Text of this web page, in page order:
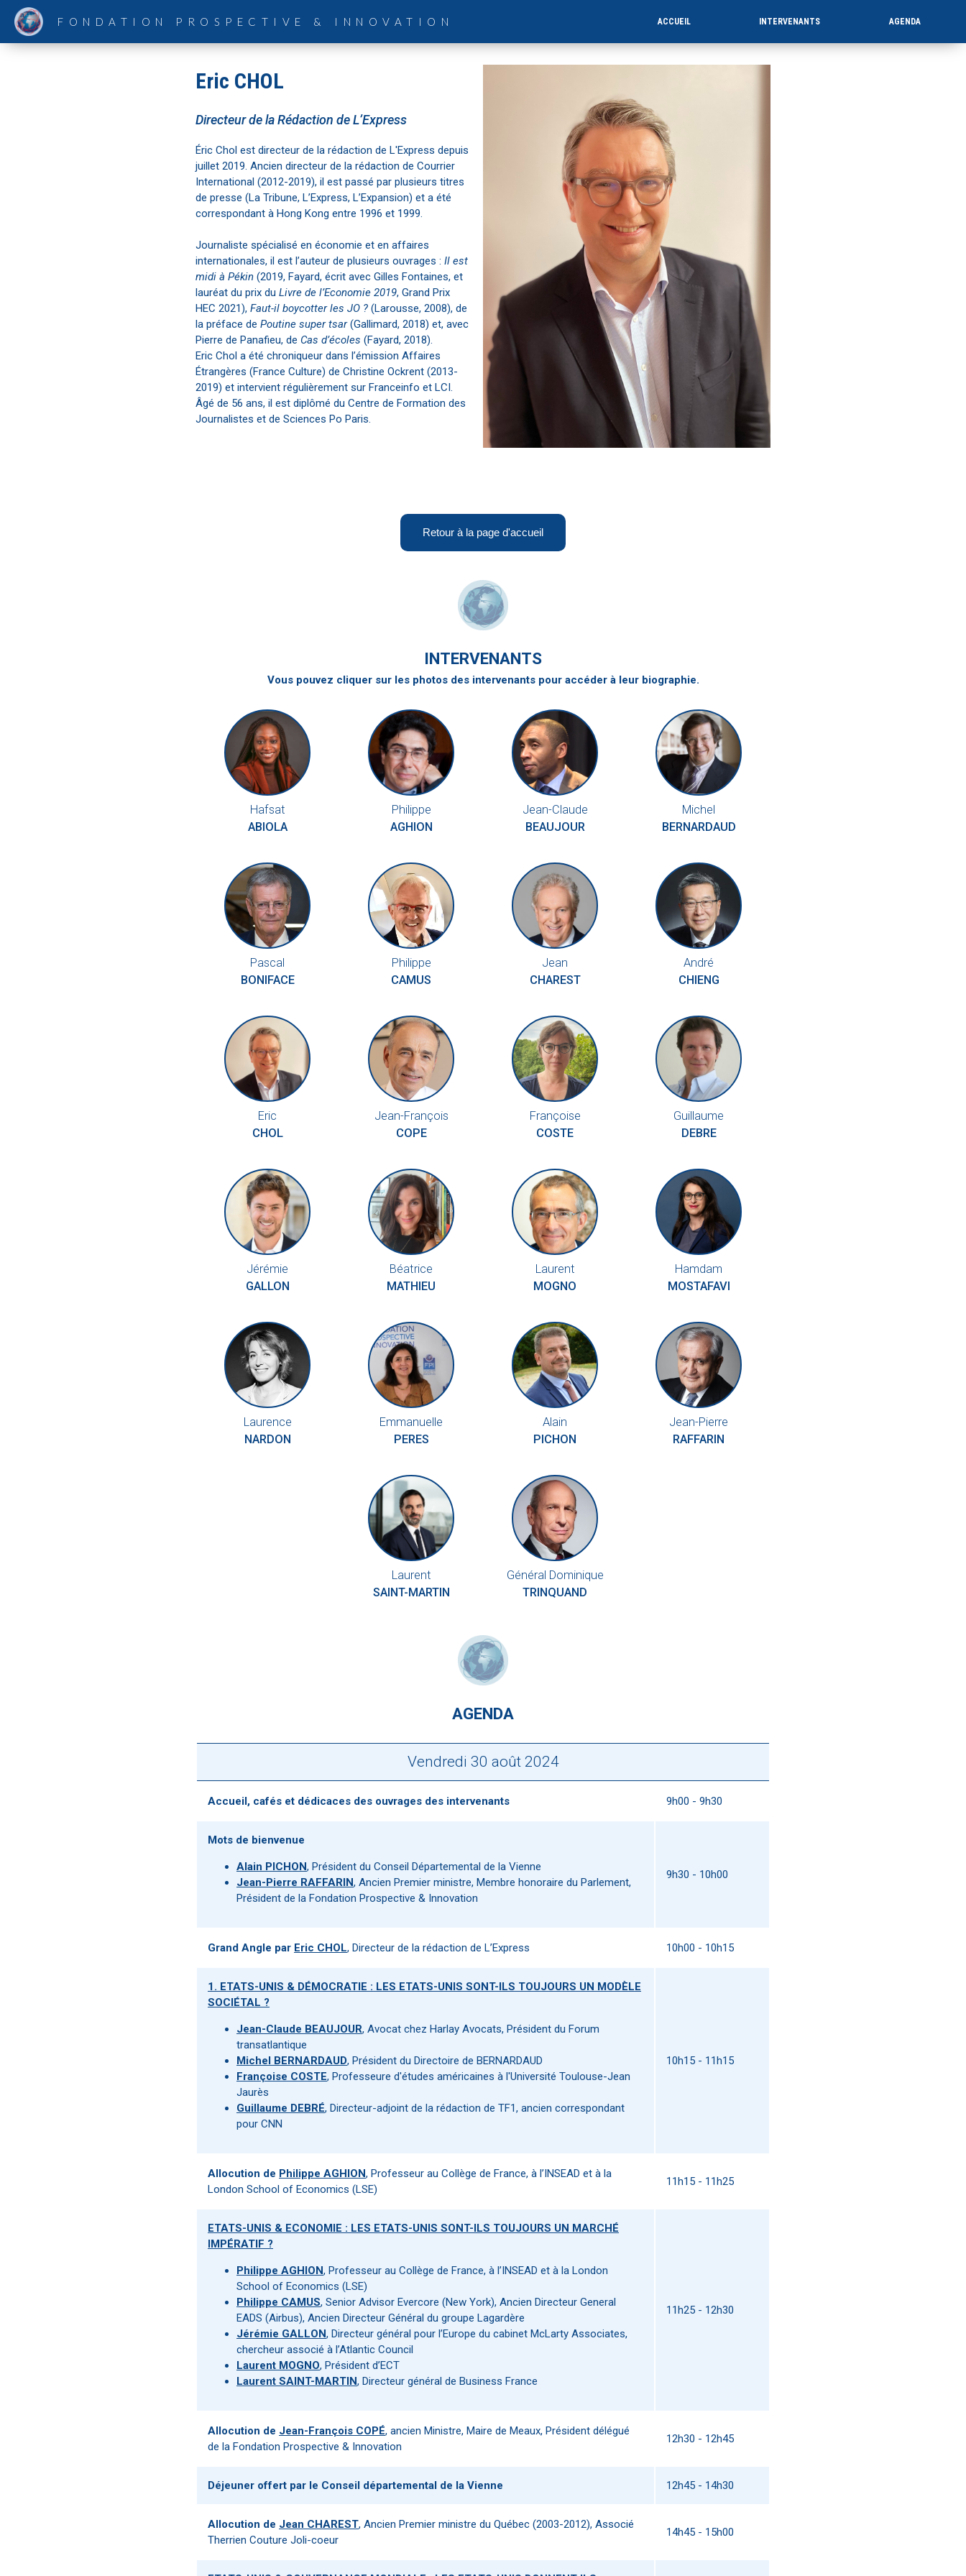
FONDATION PROSPECTIVE & INNOVATION ACCUEIL INTERVENANTS AGENDA
Eric CHOL
Directeur de la Rédaction de L’Express
Éric Chol est directeur de la rédaction de L'Express depuis
juillet 2019. Ancien directeur de la rédaction de Courrier
International (2012-2019), il est passé par plusieurs titres
de presse (La Tribune, L’Express, L’Expansion) et a été
correspondant à Hong Kong entre 1996 et 1999.
Journaliste spécialisé en économie et en affaires
internationales, il est l’auteur de plusieurs ouvrages : Il est
midi à Pékin (2019, Fayard, écrit avec Gilles Fontaines, et
lauréat du prix du Livre de l’Economie 2019, Grand Prix
HEC 2021), Faut-il boycotter les JO ? (Larousse, 2008), de
la préface de Poutine super tsar(Gallimard, 2018) et, avec
Pierre de Panafieu, de Cas d’écoles (Fayard, 2018).
Eric Chol a été chroniqueur dans l’émission Affaires
Étrangères (France Culture) de Christine Ockrent (2013-
2019) et intervient régulièrement sur Franceinfo et LCI.
Âgé de 56 ans, il est diplômé du Centre de Formation des
Journalistes et de Sciences Po Paris.
Retour à la page d'accueil
INTERVENANTS
Vous pouvez cliquer sur les photos des intervenants pour accéder à leur biographie.
Hafsat
ABIOLA
Philippe
AGHION
Jean-Claude
BEAUJOUR
Michel
BERNARDAUD
Pascal
BONIFACE
Philippe
CAMUS
Jean
CHAREST
André
CHIENG
Eric
CHOL
Jean-François
COPE
Françoise
COSTE
Guillaume
DEBRE
Jérémie
GALLON
Béatrice
MATHIEU
Laurent
MOGNO
Hamdam
MOSTAFAVI
Laurence
NARDON
Emmanuelle
PERES
Alain
PICHON
Jean-Pierre
RAFFARIN
Laurent
SAINT-MARTIN
Général Dominique
TRINQUAND
AGENDA
Vendredi 30 août 2024
Accueil, cafés et dédicaces des ouvrages des intervenants 9h00 - 9h30
Mots de bienvenue
Alain PICHON, Président du Conseil Départemental de la Vienne
Jean-Pierre RAFFARIN, Ancien Premier ministre, Membre honoraire du Parlement,
Président de la Fondation Prospective & Innovation
9h30 - 10h00
Grand Angle par Eric CHOL, Directeur de la rédaction de L’Express 10h00 - 10h15
1. ETATS-UNIS & DÉMOCRATIE : LES ETATS-UNIS SONT-ILS TOUJOURS UN MODÈLE
SOCIÉTAL ?
Jean-Claude BEAUJOUR, Avocat chez Harlay Avocats, Président du Forum
transatlantique
Michel BERNARDAUD, Président du Directoire de BERNARDAUD
Françoise COSTE, Professeure d'études américaines à l'Université Toulouse-Jean
Jaurès
Guillaume DEBRÉ, Directeur-adjoint de la rédaction de TF1, ancien correspondant
pour CNN
10h15 - 11h15
Allocution de Philippe AGHION, Professeur au Collège de France, à l’INSEAD et à la
London School of Economics (LSE)
11h15 - 11h25
ETATS-UNIS & ECONOMIE : LES ETATS-UNIS SONT-ILS TOUJOURS UN MARCHÉ
IMPÉRATIF ?
Philippe AGHION, Professeur au Collège de France, à l’INSEAD et à la London
School of Economics (LSE)
Philippe CAMUS, Senior Advisor Evercore (New York), Ancien Directeur General
EADS (Airbus), Ancien Directeur Général du groupe Lagardère
Jérémie GALLON, Directeur général pour l’Europe du cabinet McLarty Associates,
chercheur associé à l’Atlantic Council
Laurent MOGNO, Président d’ECT
Laurent SAINT-MARTIN, Directeur général de Business France
11h25 - 12h30
Allocution de Jean-François COPÉ, ancien Ministre, Maire de Meaux, Président délégué
de la Fondation Prospective & Innovation
12h30 - 12h45
Déjeuner offert par le Conseil départemental de la Vienne 12h45 - 14h30
Allocution de Jean CHAREST, Ancien Premier ministre du Québec (2003-2012), Associé
Therrien Couture Joli-coeur
14h45 - 15h00